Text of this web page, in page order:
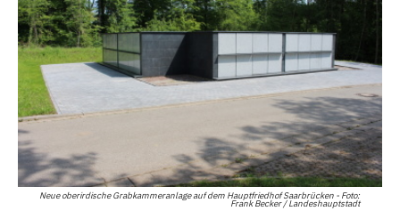
Neue oberirdische Grabkammeranlage auf dem Hauptfriedhof Saarbrücken - Foto:
Frank Becker / Landeshauptstadt